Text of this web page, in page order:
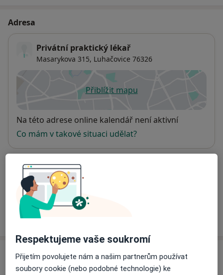
Adresa
Privátní praktický lékař
Masarykova 315, Luhačovice 76326
Přiblížit mapuse otevře v nové záložce
Dostupnost
Na této adrese online kalendář není aktivní
Co mám v takové situaci udělat?
Způsoby platby (soukromé návštěvy)
Na teto adrese lékař přijímá pacienty na pojišťovnu
Detaily
Názory
Respektujeme vaše soukromí
Přijetím povolujete nám a našim partnerům používat
soubory cookie (nebo podobné technologie) ke